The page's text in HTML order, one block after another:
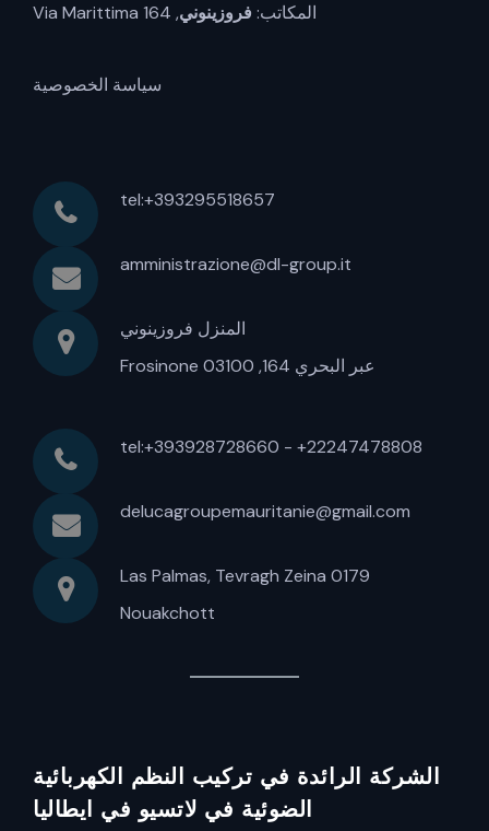
المكاتب: فروزينوني, Via Marittima 164
سياسة الخصوصية
tel:+393295518657
amministrazione@dl-group.it
المنزل فروزينوني
عبر البحري 164, 03100 Frosinone
tel:+393928728660 - +22247478808
delucagroupemauritanie@gmail.com
Las Palmas, Tevragh Zeina 0179
Nouakchott
الشركة الرائدة في تركيب النظم الكهربائية
الضوئية في لاتسيو في ايطاليا